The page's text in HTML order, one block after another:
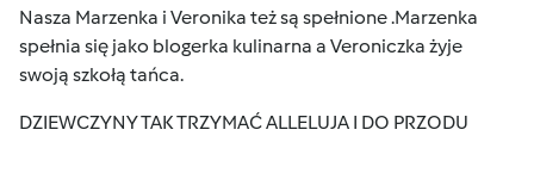
Nasza Marzenka i Veronika też są spełnione .Marzenka
spełnia się jako blogerka kulinarna a Veroniczka żyje
swoją szkołą tańca.
DZIEWCZYNY TAK TRZYMAĆ ALLELUJA I DO PRZODU